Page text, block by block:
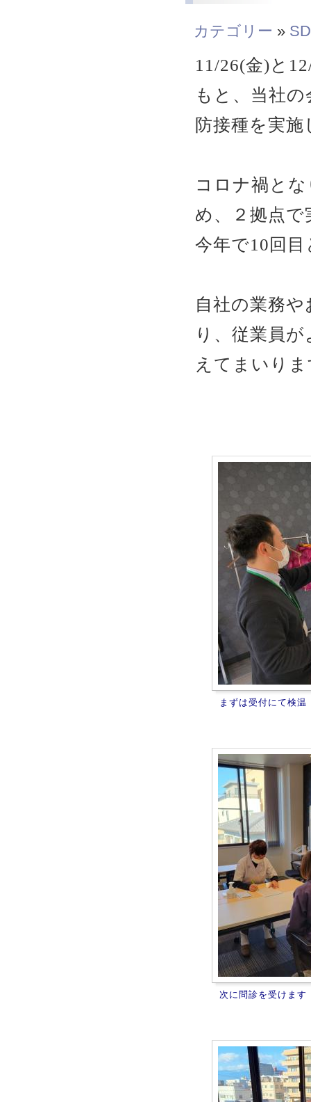
カテゴリー »
11/26(金)と
もと、当社
防接種を実
コロナ禍と
め、２拠点で
今年で10回
自社の業務
り、従業員
えてまいり
まずは受付にて検温
次に問診を受けます